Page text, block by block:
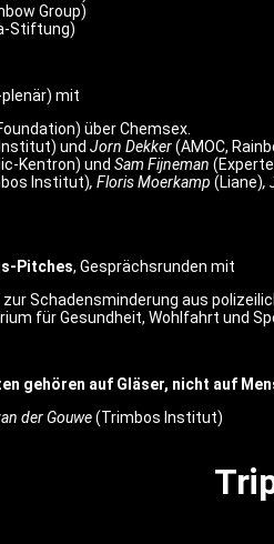
Group)
Stiftung)
mit
über Chemsex.
und Jorn Dekker(AMOC,
Kentron) und Sam Fijneman
Institut), Floris Moerkamp (Liane),
Pitches, Gesprächsrunden mit
zur Schadensminderung aus
für Gesundheit, Wohlfahrt und
gehören auf Gläser, nicht auf
der Gouwe(Trimbos Institut)